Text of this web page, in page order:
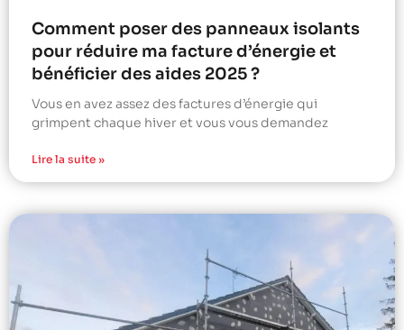
Comment poser des panneaux isolants
pour réduire ma facture d’énergie et
bénéficier des aides 2025 ?
Vous en avez assez des factures d’énergie qui
grimpent chaque hiver et vous vous demandez
Lire la suite »